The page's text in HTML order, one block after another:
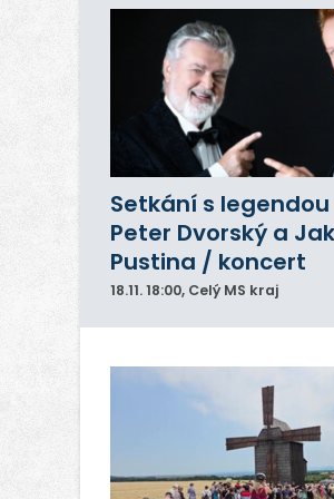
Setkání s legendou
Peter Dvorský a
Pustina / koncert
18.11.18:00, Celý MS kraj